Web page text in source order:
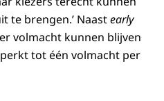
te brengen.’ Naastearly
volmacht kunnen blijven
tot één volmacht per